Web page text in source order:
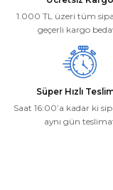
Ürün fiyatı diğer
Bu ürüne benzer
1.000 TL üzeri tüm
geçerli kargo
Süper Hızlı
Saat 16:00’a kadar ki
aynı gün